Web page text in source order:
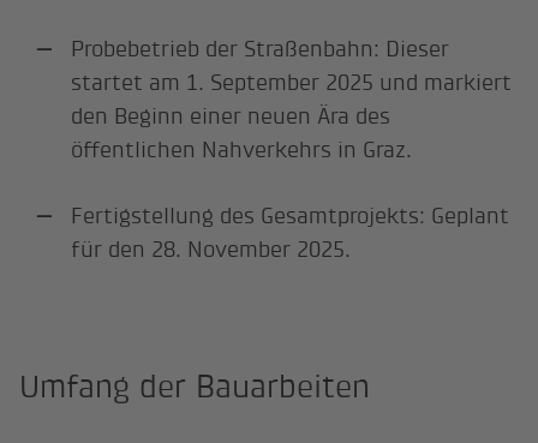
Probebetrieb der Straßenbahn: Dieser
startet am 1. September 2025 und markiert
den Beginn einer neuen Ära des
öffentlichen Nahverkehrs in Graz.
Fertigstellung des Gesamtprojekts: Geplant
für den 28. November 2025.
Umfang der Bauarbeiten